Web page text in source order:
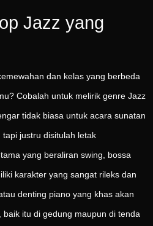
Jazz yang
dan kelas yang berbeda
Cobalah untuk melirik genre Jazz
tidak biasa untuk acara sunatan
justru disitulah letak
yang beraliran swing, bossa
karakter yang sangat rileks dan
denting piano yang khas akan
itu di gedung maupun di tenda